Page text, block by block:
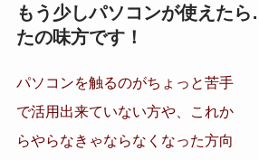
もう少しパソコンが使えた
たの味方です！
パソコンを触るのがちょっと苦手
で活用出来ていない方や、これか
らやらなきゃならなくなった方向